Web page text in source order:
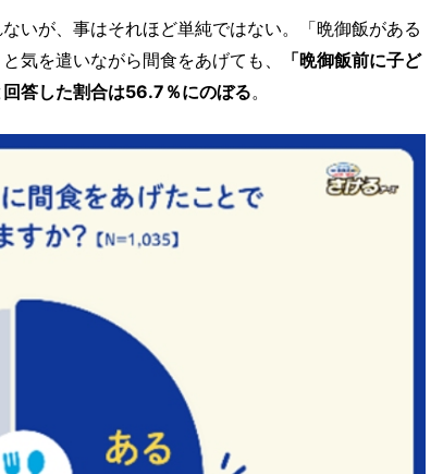
いが、事はそれほど単純ではない。「晩御飯がある
気を遣いながら間食をあげても、
「晩御飯前に子ど
答した割合は56.7％にのぼる。